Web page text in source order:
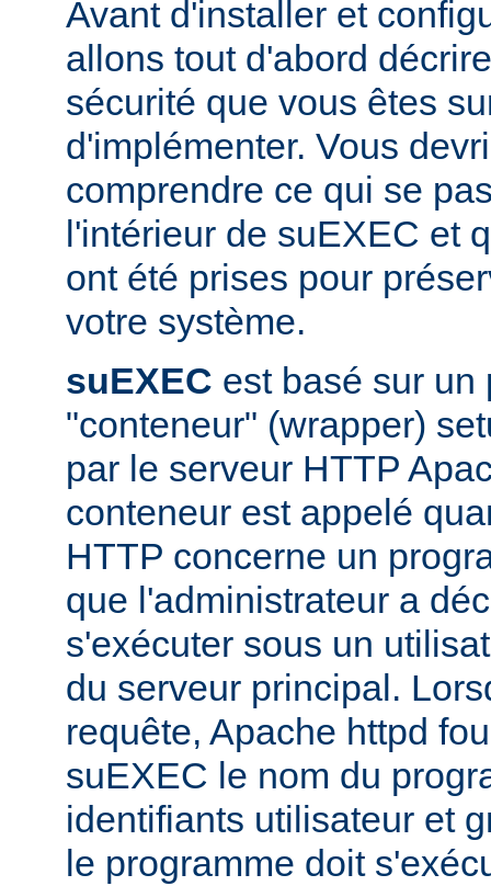
Avant d'installer et
allons tout d'abord
sécurité que vous êtes
d'implémenter. Vous
comprendre ce qui se
l'intérieur de suEXEC et
ont été prises pour
votre système.
suEXEC est basé sur un
"conteneur" (wrapper)
par le serveur HTTP
conteneur est appelé
HTTP concerne un
que l'administrateur a
s'exécuter sous un
du serveur principal.
requête, Apache httpd
suEXEC le nom du
identifiants utilisateur et
le programme doit